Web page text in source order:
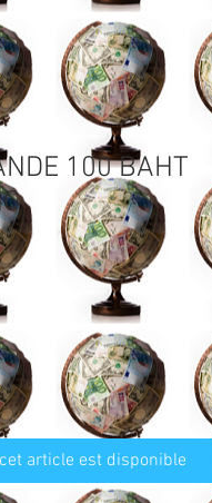
100 BAHT
article est disponible